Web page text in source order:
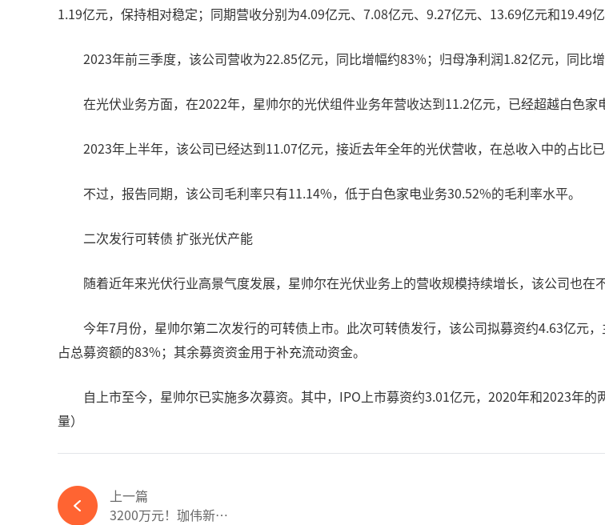
1.19亿元，保持相对稳定；同期营收分别为4.09亿元、7.08亿元、9.27亿元、13.69亿元和19.49
2023年前三季度，该公司营收为22.85亿元，同比增幅约83%；归母净利润1.82亿元，同比
在光伏业务方面，在2022年，星帅尔的光伏组件业务年营收达到11.2亿元，已经超越白色家
2023年上半年，该公司已经达到11.07亿元，接近去年全年的光伏营收，在总收入中的占比已
不过，报告同期，该公司毛利率只有11.14%，低于白色家电业务30.52%的毛利率水平。
二次发行可转债 扩张光伏产能
随着近年来光伏行业高景气度发展，星帅尔在光伏业务上的营收规模持续增长，该公司也在
今年7月份，星帅尔第二次发行的可转债上市。此次可转债发行，该公司拟募资约4.63亿元
占总募资额的83%；其余募资资金用于补充流动资金。
自上市至今，星帅尔已实施多次募资。其中，IPO上市募资约3.01亿元，2020年和2023年
量）
上一篇
3200万元！珈伟新能子公司拟收购墨竹电站100%股权-必赢体育官网网站